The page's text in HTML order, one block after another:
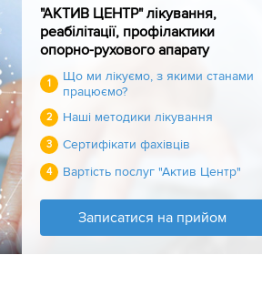
"АКТИВ ЦЕНТР" лікування,
реабілітації, профілактики
опорно-рухового апарату
1
Що ми лікуємо, з якими станами
працюємо?
2 Наші методики лікування
3 Сертифікати фахівців
4 Вартість послуг "Актив Центр"
Записатися на прийом